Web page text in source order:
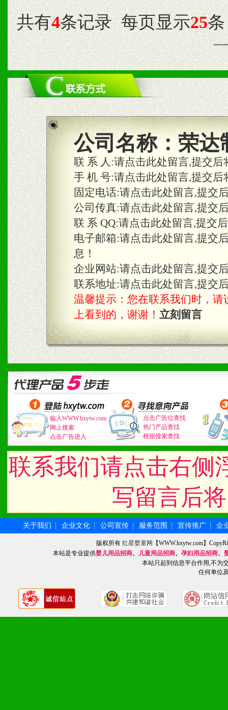
共有4条记录 每页显示25条
公司名称： 荣达
联 系 人:请点击此处留言,提交
手 机 号:请点击此处留言,提交
固定电话:请点击此处留言,提交
公司传真:请点击此处留言,提交
联 系 QQ:请点击此处留言,提交
电子邮箱:请点击此处留言,提交
息！
企业网站:请点击此处留言,提交
联系地址:请点击此处留言,提交
温馨提示：您在联系我们时，请
上看到的，谢谢！ 立刻留言
输入WWW.hxytw.com
网上搜索
点击广告进入
点击广告位查找
热门产品查找
根据搜索查找
联系我们请点击右侧
写留言后
关于我们 ┆ 企业文化 ┆ 公司宣传 ┆ 服务范围 ┆ 宣传推广 ┆ 企
版权所有红星婴童网
【WWW.hxytw.com】
本站是专业提供婴儿用品招商、 儿童用品招商、 孕妇用品招商、
本站只起到信息平台作用,不为
任何单位